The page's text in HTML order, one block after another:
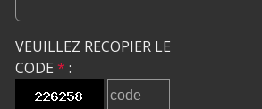
VEUILLEZ RECOPIER LE
CODE * :